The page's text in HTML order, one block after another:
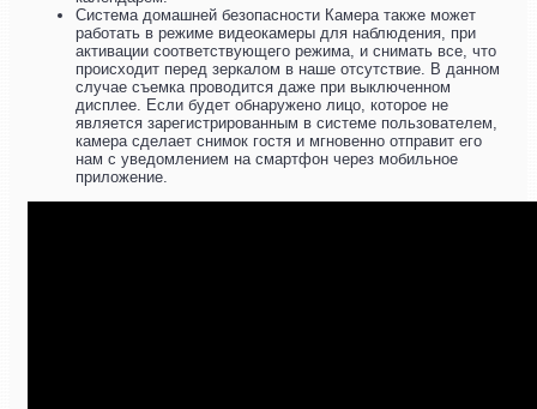
Система домашней безопасности Камера также может
работать в режиме видеокамеры для наблюдения, при
активации соответствующего режима, и снимать все, что
происходит перед зеркалом в наше отсутствие. В данном
случае съемка проводится даже при выключенном
дисплее. Если будет обнаружено лицо, которое не
является зарегистрированным в системе пользователем,
камера сделает снимок гостя и мгновенно отправит его
нам с уведомлением на смартфон через мобильное
приложение.